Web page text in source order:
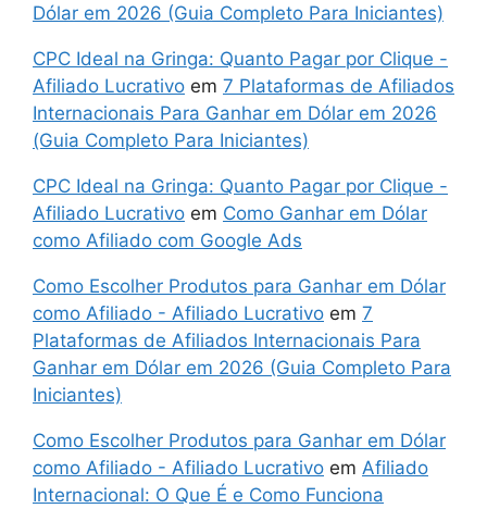
Dólar em 2026 (Guia Completo Para Iniciantes)
CPC Ideal na Gringa: Quanto Pagar por Clique -
Afiliado Lucrativo em 7 Plataformas de Afiliados
Internacionais Para Ganhar em Dólar em 2026
(Guia Completo Para Iniciantes)
CPC Ideal na Gringa: Quanto Pagar por Clique -
Afiliado Lucrativo em Como Ganhar em Dólar
como Afiliado com Google Ads
Como Escolher Produtos para Ganhar em Dólar
como Afiliado - Afiliado Lucrativo em 7
Plataformas de Afiliados Internacionais Para
Ganhar em Dólar em 2026 (Guia Completo Para
Iniciantes)
Como Escolher Produtos para Ganhar em Dólar
como Afiliado - Afiliado Lucrativo em Afiliado
Internacional: O Que É e Como Funciona